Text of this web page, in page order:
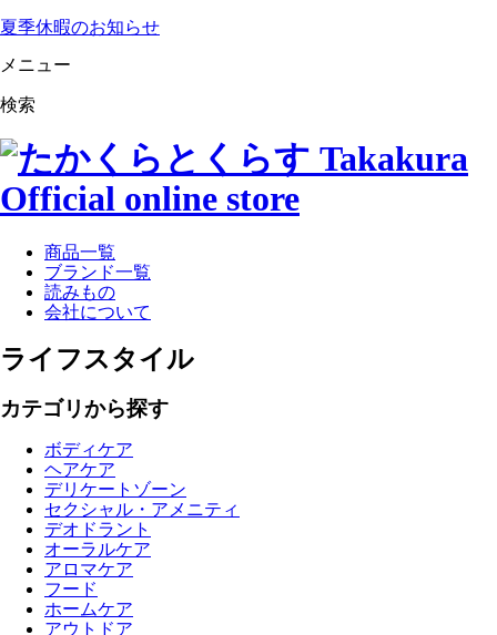
夏季休暇のお知らせ
メニュー
検索
商品一覧
ブランド一覧
読みもの
会社について
ライフスタイル
カテゴリから探す
ボディケア
ヘアケア
デリケートゾーン
セクシャル・アメニティ
デオドラント
オーラルケア
アロマケア
フード
ホームケア
アウトドア